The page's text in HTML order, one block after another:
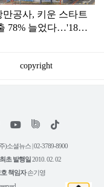
만공사, 키운 스타트
78% 늘었다…'1876
copyright
위
트
유
튜
틱
)소셜뉴스 | 02-3789-8900
최초 발행일2010. 02. 02
책임자손기영